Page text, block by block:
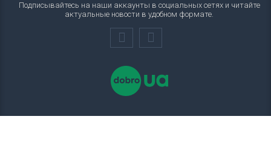
Подписывайтесь на наши аккаунты в социальных сетях и читайте
актуальные новости в удобном формате.